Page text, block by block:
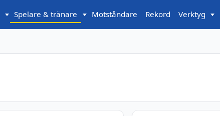
Spelare & tränare Motståndare Rekord Verktyg